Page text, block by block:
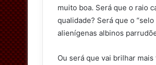
muito boa. Será que o raio
qualidade? Será que o
alienígenas albinos
Ou será que vai brilhar